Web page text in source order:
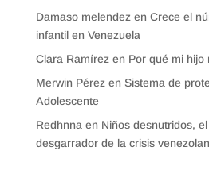
Damaso melendez en Crece el
infantil en Venezuela
Clara Ramírez en Por qué mi hijo
Merwin Pérez en Sistema de
Adolescente
Redhnna en Niños desnutridos,
desgarrador de la crisis